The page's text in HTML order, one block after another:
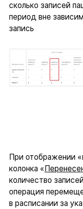
сколько записей
период вне
запись
При отображении
колонка «
количество
операция
в расписании за